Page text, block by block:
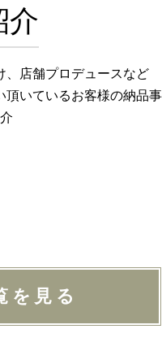
介
、店舗プロデュースなど
頂いているお客様の納品事
を見る